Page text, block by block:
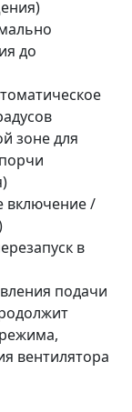
до
зоне для
включение /
в
подачи
вентилятора